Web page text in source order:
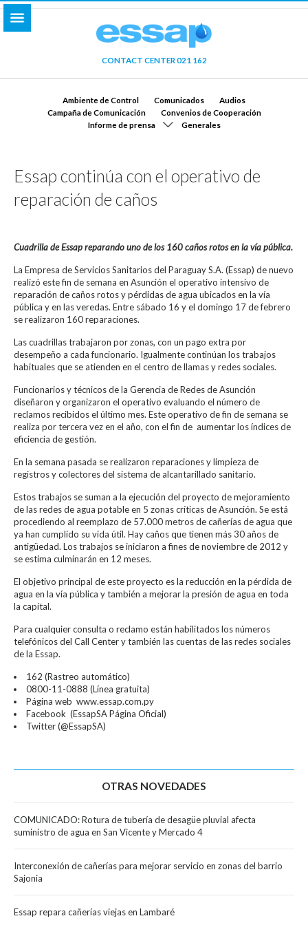
CONTACT CENTER 021 162
Ambiente de Control Comunicados
Audios
Campaña de Comunicación
Convenios de Cooperación
Informe de prensa
Generales
Essap continúa con el operativo de
reparación de caños
Cuadrilla de Essap reparando uno de los 160 caños rotos en la vía pública.
La Empresa de Servicios Sanitarios del Paraguay S.A. (Essap) de nuevo
realizó este fin de semana en Asunción el operativo intensivo de
reparación de caños rotos y pérdidas de agua ubicados en la vía
pública y en las veredas. Entre sábado 16 y el domingo 17 de febrero
se realizaron 160 reparaciones.
Las cuadrillas trabajaron por zonas, con un pago extra por
desempeño a cada funcionario. Igualmente continúan los trabajos
habituales que se atienden en el centro de llamas y redes sociales.
Funcionarios y técnicos de la Gerencia de Redes de Asunción
diseñaron y organizaron el operativo evaluando el número de
reclamos recibidos el último mes. Este operativo de fin de semana se
realiza por tercera vez en el año, con el fin de aumentar los índices de
eficiencia de gestión.
En la semana pasada se realizaron reparaciones y limpieza de
registros y colectores del sistema de alcantarillado sanitario.
Estos trabajos se suman a la ejecución del proyecto de mejoramiento
de las redes de agua potable en 5 zonas críticas de Asunción. Se está
procediendo al reemplazo de 57.000 metros de cañerías de agua que
ya han cumplido su vida útil. Hay caños que tienen más 30 años de
antigüedad. Los trabajos se iniciaron a fines de noviembre de 2012 y
se estima culminarán en 12 meses.
El objetivo principal de este proyecto es la reducción en la pérdida de
agua en la vía pública y también a mejorar la presión de agua en toda
la capital.
Para cualquier consulta o reclamo están habilitados los números
telefónicos del Call Center y también las cuentas de las redes sociales
de la Essap.
162 (Rastreo automático)
0800-11-0888 (Línea gratuita)
Página web www.essap.com.py
Facebook (EssapSA Página Oficial)
Twitter (@EssapSA)
OTRAS NOVEDADES
COMUNICADO: Rotura de tubería de desagüe pluvial afecta
suministro de agua en San Vicente y Mercado 4
Interconexión de cañerías para mejorar servicio en zonas del barrio
Sajonia
Essap repara cañerías viejas en Lambaré